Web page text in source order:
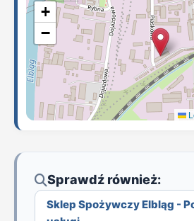
+
−
Sprawdź również:
Sklep Spożywczy Elbląg -